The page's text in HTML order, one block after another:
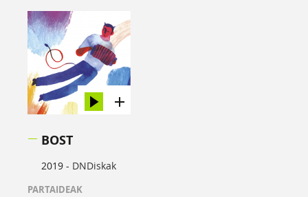
BOST
2019 - DNDiskak
PARTAIDEAK